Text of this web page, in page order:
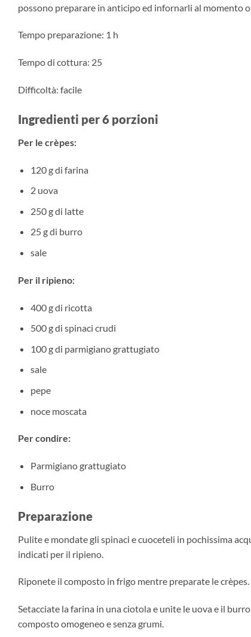
possono preparare in anticipo ed infornarli al momento
Tempo preparazione: 1 h
Tempo di cottura: 25
Difficoltà: facile
Ingredienti per 6 porzioni
Per le crèpes:
120 g di farina
2 uova
250 g di latte
25 g di burro
sale
Per il ripieno:
400 g di ricotta
500 g di spinaci crudi
100 g di parmigiano grattugiato
sale
pepe
noce moscata
Per condire:
Parmigiano grattugiato
Burro
Preparazione
Pulite e mondate gli spinaci e cuoceteli in pochissima
indicati per il ripieno.
Riponete il composto in frigo mentre preparate le crèpes.
Setacciate la farina in una ciotola e unite le uova e il
composto omogeneo e senza grumi.